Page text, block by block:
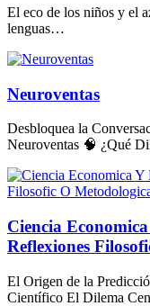
El eco de los niños y el
lenguas…
Neuroventas
Desbloquea la
Neuroventas 🧠 ¿Qué
Ciencia
Reflexiones
El Origen de la
Científico El Dilema